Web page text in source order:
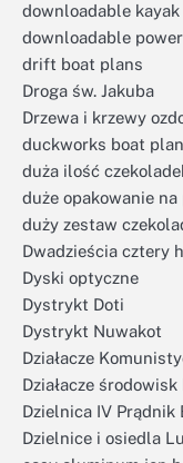
downloadable kayak
downloadable
drift boat plans
Droga św. Jakuba
Drzewa i krzewy
duckworks boat
duża ilość
duże opakowanie na
duży zestaw
Dwadzieścia cztery
Dyski optyczne
Dystrykt Doti
Dystrykt Nuwakot
Działacze
Działacze
Dzielnica IV Prądnik
Dzielnice i osiedla